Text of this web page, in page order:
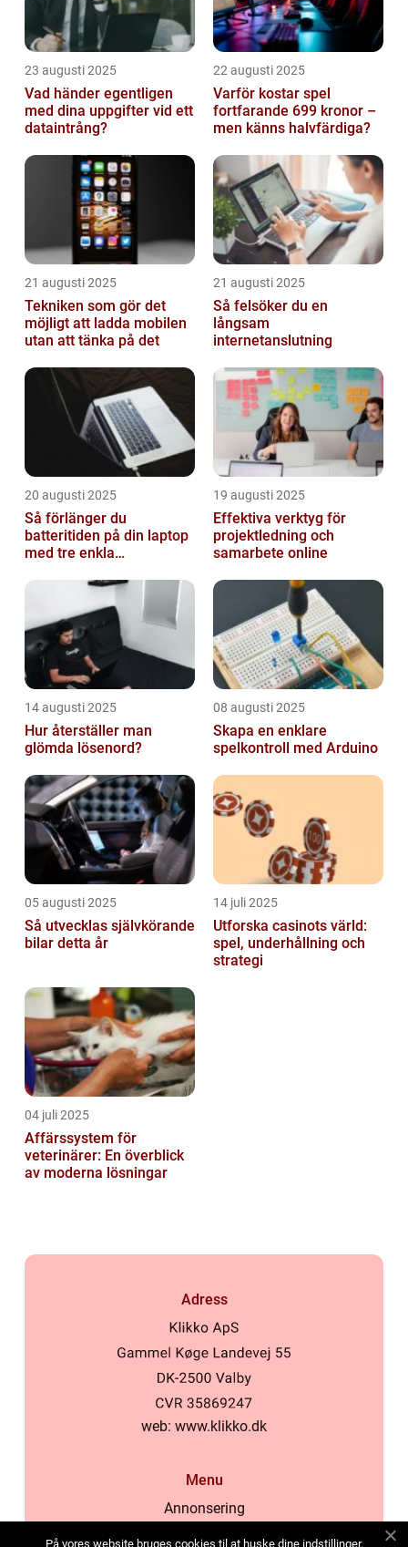
23 augusti 2025
Vad händer egentligen
med dina uppgifter vid ett
dataintrång?
22 augusti 2025
Varför kostar spel
fortfarande 699 kronor –
men känns halvfärdiga?
21 augusti 2025
Tekniken som gör det
möjligt att ladda mobilen
utan att tänka på det
21 augusti 2025
Så felsöker du en
långsam
internetanslutning
20 augusti 2025
Så förlänger du
batteritiden på din laptop
med tre enkla
19 augusti 2025
Effektiva verktyg för
projektledning och
samarbete online
14 augusti 2025
Hur återställer man
glömda lösenord?
08 augusti 2025
Skapa en enklare
spelkontroll med Arduino
05 augusti 2025
Så utvecklas självkörande
bilar detta år
14 juli 2025
Utforska casinots värld:
spel, underhållning och
strategi
04 juli 2025
Affärssystem för
veterinärer: En överblick
av moderna lösningar
Adress
web: www.klikko.dk
Menu
Annonsering
På vores website bruges cookies til at huske dine indstillinger,